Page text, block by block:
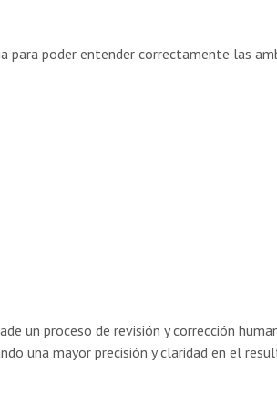
poder entender correctamente las
un proceso de revisión y corrección
una mayor precisión y claridad en el